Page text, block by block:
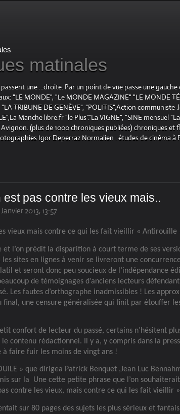
matinales
une ...droite. Par un point de vue passe une
"LE MONDE", "Le MONDE MAGAZINE" "LE MONDE
"LA TRIBUNE DE GENÈVE", "POLITIS",Action
Manche libre.fr "le Plus"."La VIGNE", "SINE mensuel
(plus de 1000 chroniques publiées) chroniques et
Igor Deperraz Normalien . études de cinéma
est pas contre les vieux mais..
2013, 13:57
vieux mais contre ce qui les fait vieillir « Antirouille
et l’on prédit la disparition à court terme de ses
les sites en lignes à venir se livreront une
et seront donc peu soucieux de l’indépendance
de témoignages d’anciens lecteurs
Les fautes d’orthographe inadmissibles ! Les
final, une censure généralisée qui finit par étouffer
confort de lecteur du passé, certains n’hésitent
contenu rédactionnel. Il y a, y compris dans la
à faire fuir les moins de vingt ans !
» que dirigea Patrick Benquet ,Jean Luc
sur la
Une cette petite phrase que l’on
contre les vieux, mais contre ce qui les fait vieillir
sur 80 pages des sujets les plus sérieux et